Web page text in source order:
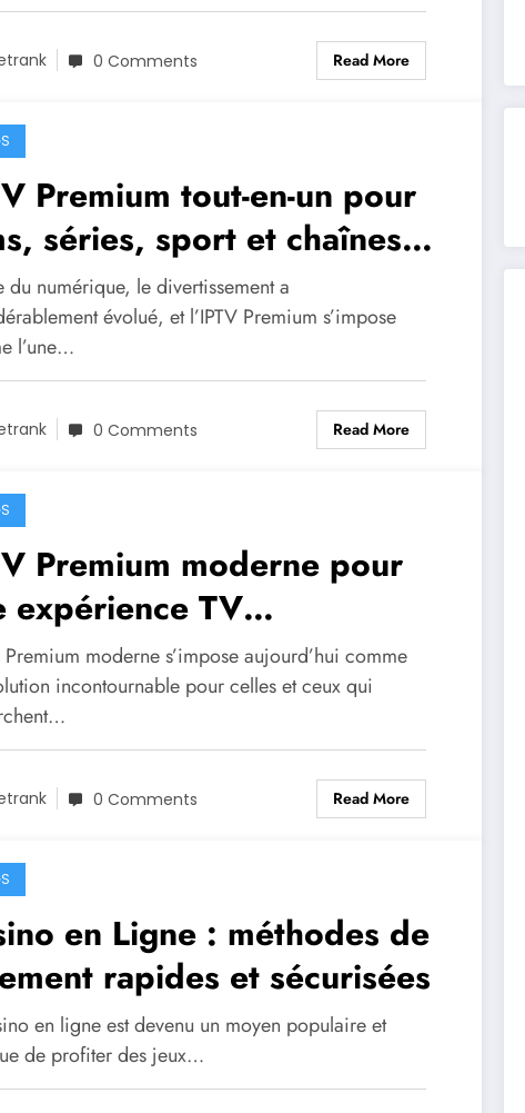
0 Comments Read More
Premium tout-en-un pour
séries, sport et chaînes
du numérique, le divertissement a
évolué, et l’IPTV Premium s’impose
l’une…
0 Comments Read More
Premium moderne pour
expérience TV
Premium moderne s’impose aujourd’hui comme
incontournable pour celles et ceux qui
0 Comments Read More
en Ligne : méthodes de
rapides et sécurisées
en ligne est devenu un moyen populaire et
de profiter des jeux…